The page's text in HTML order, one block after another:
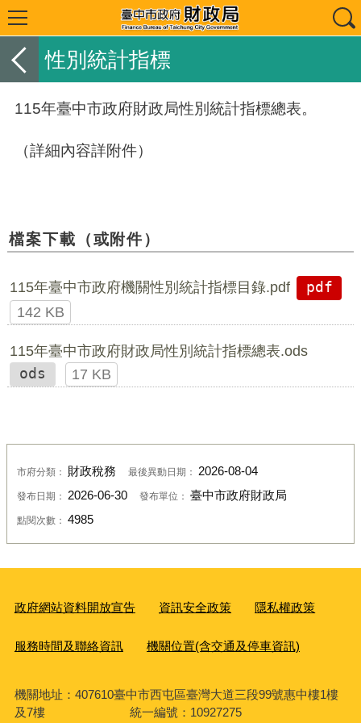
性別統計指標
115年臺中市政府財政局性別統計指標總表。
（詳細內容詳附件）
檔案下載（或附件）
115年臺中市政府機關性別統計指標目錄.pdf
pdf
142 KB
115年臺中市政府財政局性別統計指標總表.ods
ods
17 KB
市府分類： 財政稅務 最後異動日期： 2026-08-04
發布日期： 2026-06-30 發布單位： 臺中市政府財政局
點閱次數： 4985
政府網站資料開放宣告 資訊安全政策 隱私權政策
服務時間及聯絡資訊 機關位置(含交通及停車資訊)
機關地址：407610臺中市西屯區臺灣大道三段99號惠中樓1樓
及7樓 統一編號：10927275